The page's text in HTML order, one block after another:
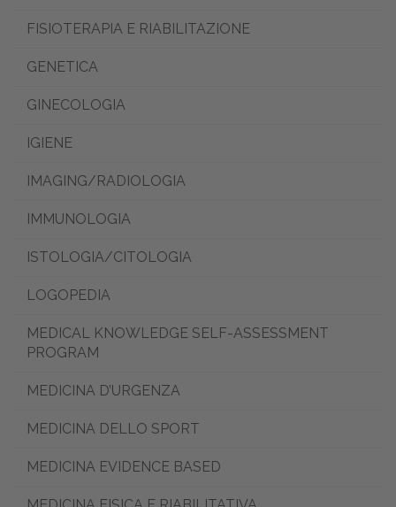
FISIOTERAPIA E RIABILITAZIONE
GENETICA
GINECOLOGIA
IGIENE
IMAGING/RADIOLOGIA
IMMUNOLOGIA
ISTOLOGIA/CITOLOGIA
LOGOPEDIA
MEDICAL KNOWLEDGE SELF-ASSESSMENT
PROGRAM
MEDICINA D’URGENZA
MEDICINA DELLO SPORT
MEDICINA EVIDENCE BASED